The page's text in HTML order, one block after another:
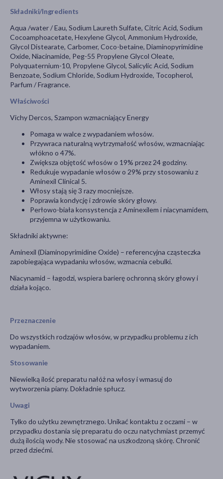
Składniki/Ingredients
Aqua /water / Eau, Sodium Laureth Sulfate, Citric Acid, Sodium
Cocoamphoacetate, Hexylene Glycol, Ammonium Hydroxide,
Glycol Distearate, Carbomer, Coco-betaine, Diaminopyrimidine
Oxide, Niacinamide, Peg-55 Propylene Glycol Oleate,
Polyquaternium-10, Propylene Glycol, Salicylic Acid, Sodium
Benzoate, Sodium Chloride, Sodium Hydroxide, Tocopherol,
Parfum / Fragrance.
Właściwości
Vichy Dercos, Szampon wzmacniający Energy
Pomaga w walce z wypadaniem włosów.
Przywraca naturalną wytrzymałość włosów, wzmacniając
włókno o 47%.
Zwiększa objętość włosów o 19% przez 24 godziny.
Redukuje wypadanie włosów o 29% przy stosowaniu z
Aminexil Clinical 5.
Włosy stają się 3 razy mocniejsze.
Poprawia kondycję i zdrowie skóry głowy.
Perłowo-biała konsystencja z Aminexilem i niacynamidem,
przyjemna w użytkowaniu.
Składniki aktywne:
Aminexil (Diaminopyrimidine Oxide) – referencyjna cząsteczka
zapobiegająca wypadaniu włosów, wzmacnia cebulki.
Niacynamid – łagodzi, wspiera barierę ochronną skóry głowy i
działa kojąco.
Przeznaczenie
Do wszystkich rodzajów włosów, w przypadku problemu z ich
wypadaniem.
Stosowanie
Niewielką ilość preparatu nałóż na włosy i wmasuj do
wytworzenia piany. Dokładnie spłucz.
Uwagi
Tylko do użytku zewnętrznego. Unikać kontaktu z oczami – w
przypadku dostania się preparatu do oczu natychmiast przemyć
dużą ilością wody. Nie stosować na uszkodzoną skórę. Chronić
przed dziećmi.